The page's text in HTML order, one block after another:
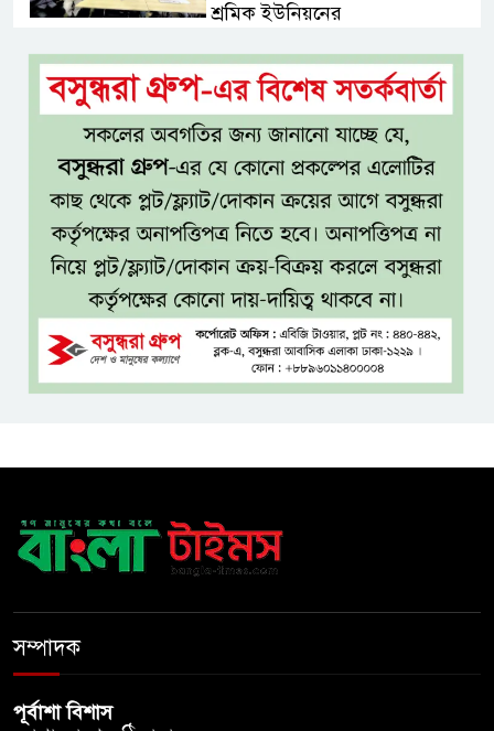
শ্রমিক ইউনিয়নের
টাঙ্গাইল জেলা পরিষদের উদ্যোগে
২৩ লাখ টাকার আর্থিক অনুদানের
চেক বিতরণ
ধলেশ্বরী থেকে অবৈধ বালু উত্তোলন,
হুমকিতে শামসুল হক সেতু
বঙ্গভবনের নতুন বাসিন্দা কি মির্জা
ফখরুল? বিএনপিতে জোর
আলোচনা, সিদ্ধান্ত নেবেন তারেক
রহমান
বাংলাদেশে এলো থাইল্যান্ডের শীর্ষ
কফি ব্র্যান্ড ‘ক্যাফে আমাজন
সম্পাদক
পূর্বাশা বিশাস